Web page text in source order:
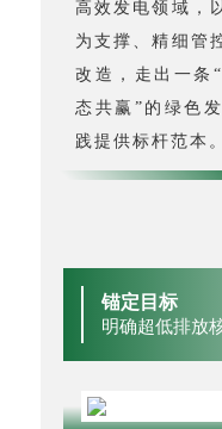
高效发电领域，
为支撑、精细管
改造，走出一条
态共赢”的绿色
践提供标杆范本。
锚定目标
明确超低排放